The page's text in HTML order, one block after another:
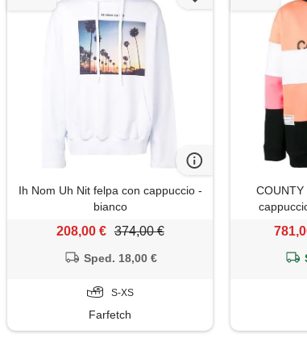
Ih Nom Uh Nit felpa con cappuccio -
bianco
208,00 € 374,00 €
Sped. 18,00 €
S-XS
Farfetch